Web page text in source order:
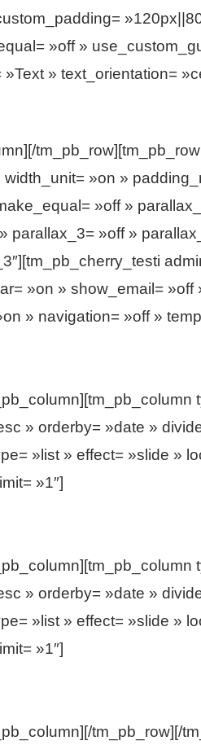
»off »
» text_orientation=
»on »
»off »
parallax_3= »off »
»on » show_email=
» navigation= »off »
» orderby= »date »
»list » effect= »slide »
»1″]
» orderby= »date »
»list » effect= »slide »
»1″]
tm_pb_row][/